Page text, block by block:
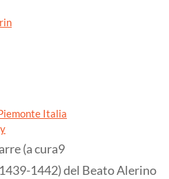
Italia
(a cura9
1442) del Beato Alerino